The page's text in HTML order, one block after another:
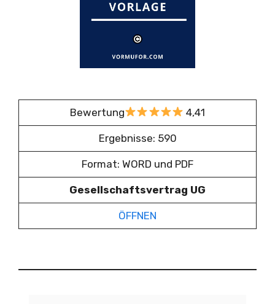
Bewertung 4,41
Ergebnisse: 590
Format: WORD und PDF
Gesellschaftsvertrag UG
ÖFFNEN